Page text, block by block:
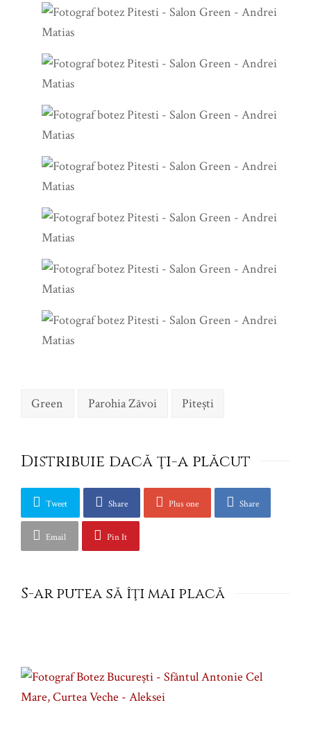
Green Parohia Zăvoi Pitești
Distribuie dacă ţi-a plăcut
Tweet Share Plus one Share
Email Pin It
S-ar putea să îţi mai placă